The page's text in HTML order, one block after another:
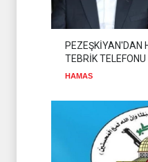
PEZEŞKİYAN'DAN
TEBRİK TELEFONU
HAMAS